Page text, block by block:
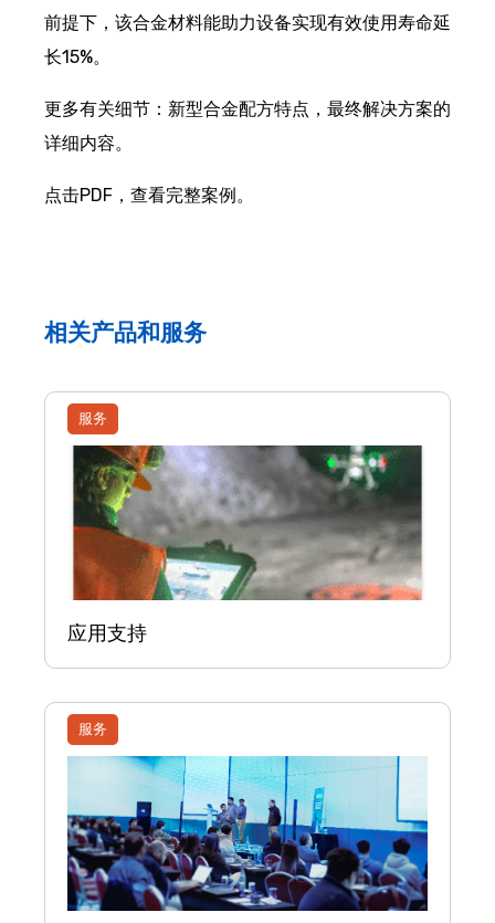
前提下，该合金材料能助力设备实现有效使用寿命延
长15%。
更多有关细节：新型合金配方特点，最终解决方案的
详细内容。
点击PDF，查看完整案例。
相关产品和服务
服务
应用支持
服务